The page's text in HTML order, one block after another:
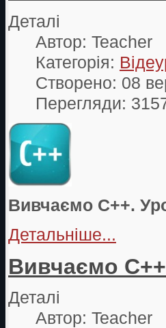
Деталі
Автор: Teacher
Категорія:
Створено: 08
Перегляди:
Вивчаємо С++.
Детальніше...
Вивчаємо
Деталі
Автор: Teacher